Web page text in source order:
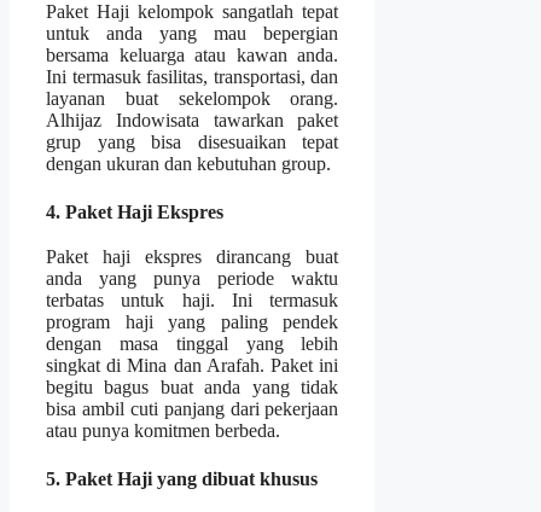
Paket Haji kelompok sangatlah tepat
untuk anda yang mau bepergian
bersama keluarga atau kawan anda.
Ini termasuk fasilitas, transportasi, dan
layanan buat sekelompok orang.
Alhijaz Indowisata tawarkan paket
grup yang bisa disesuaikan tepat
dengan ukuran dan kebutuhan group.
4. Paket Haji Ekspres
Paket haji ekspres dirancang buat
anda yang punya periode waktu
terbatas untuk haji. Ini termasuk
program haji yang paling pendek
dengan masa tinggal yang lebih
singkat di Mina dan Arafah. Paket ini
begitu bagus buat anda yang tidak
bisa ambil cuti panjang dari pekerjaan
atau punya komitmen berbeda.
5. Paket Haji yang dibuat khusus